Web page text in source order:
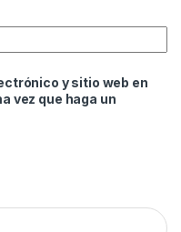
y sitio web en
vez que haga un